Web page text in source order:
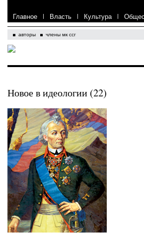
Главное | Власть | Культура |
авторы члены мк ссг
Новое в идеологии (22)